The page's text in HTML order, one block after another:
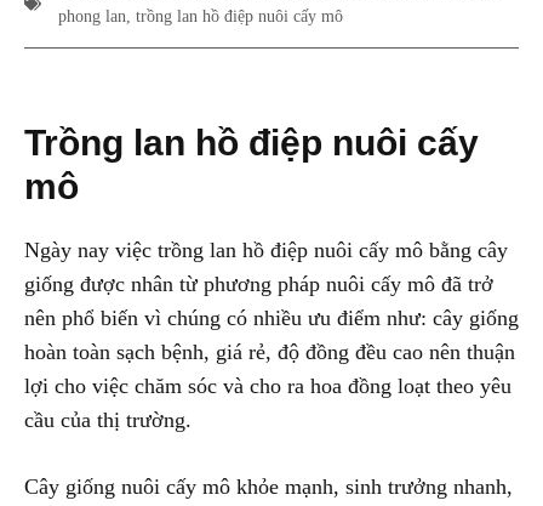
phong lan, trồng lan hồ điệp nuôi cấy mô
Trồng lan hồ điệp nuôi cấy
mô
Ngày nay việc trồng lan hồ điệp nuôi cấy mô bằng cây
giống được nhân từ phương pháp nuôi cấy mô đã trở
nên phổ biến vì chúng có nhiều ưu điểm như: cây giống
hoàn toàn sạch bệnh, giá rẻ, độ đồng đều cao nên thuận
lợi cho việc chăm sóc và cho ra hoa đồng loạt theo yêu
cầu của thị trường.
Cây giống nuôi cấy mô khỏe mạnh, sinh trưởng nhanh,